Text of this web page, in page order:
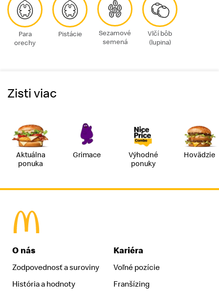
Para
orechy
Pistácie
Sezamové
semená
Vlčí bôb
(lupina)
Zisti viac
Aktuálna
ponuka
Grimace
Výhodné
ponuky
Hovädzie
O nás
Zodpovednosť a suroviny
História a hodnoty
Kariéra
Voľné pozície
Franšízing